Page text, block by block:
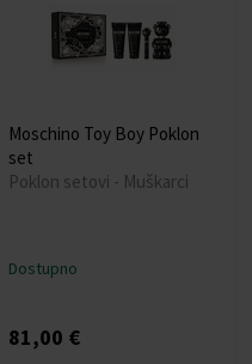
Moschino Toy Boy Poklon
set
Poklon setovi - Muškarci
Dostupno
81,00 €